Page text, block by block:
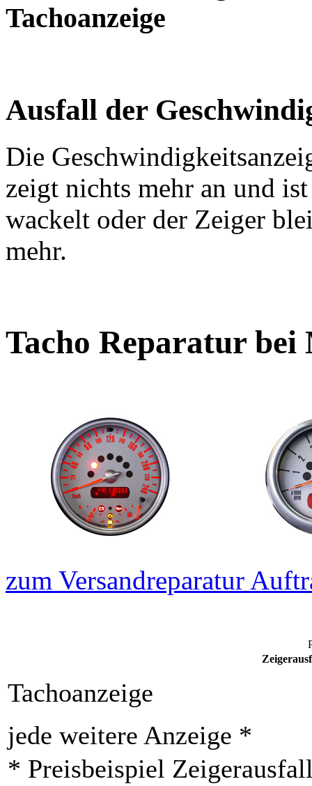
Tachoanzeige
Ausfall der
Die
zeigt nichts mehr an und
wackelt oder der Zeiger
mehr.
Tacho Reparatur
zum Versandreparatur
Tachoanzeige
jede weitere Anzeige *
* Preisbeispiel